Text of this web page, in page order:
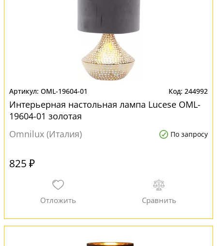
OML-19604-01 244992
Интерьерная настольная лампа Lucese OML-
19604-01 золотая
Omnilux (Италия)
По запросу
825 ₽